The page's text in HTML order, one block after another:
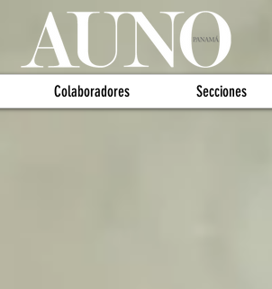
Colaboradores Secciones